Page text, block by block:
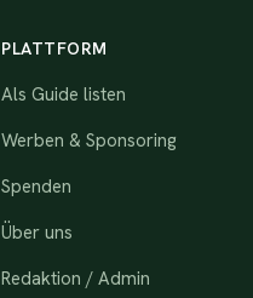
PLATTFORM
Als Guide listen
Werben & Sponsoring
Spenden
Über uns
Redaktion / Admin